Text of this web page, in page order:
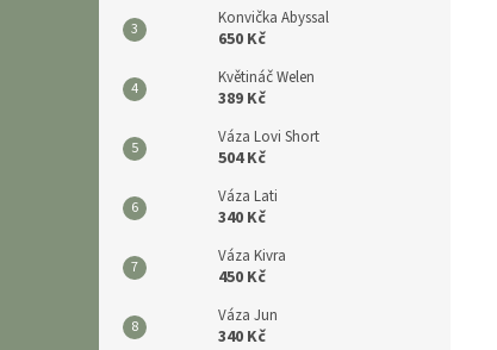
Konvička Abyssal
650 Kč
Květináč Welen
389 Kč
Váza Lovi Short
504 Kč
Váza Lati
340 Kč
Váza Kivra
450 Kč
Váza Jun
340 Kč